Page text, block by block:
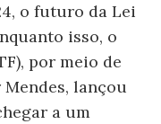
o futuro da Lei
isso, o
por meio de
lançou
a um